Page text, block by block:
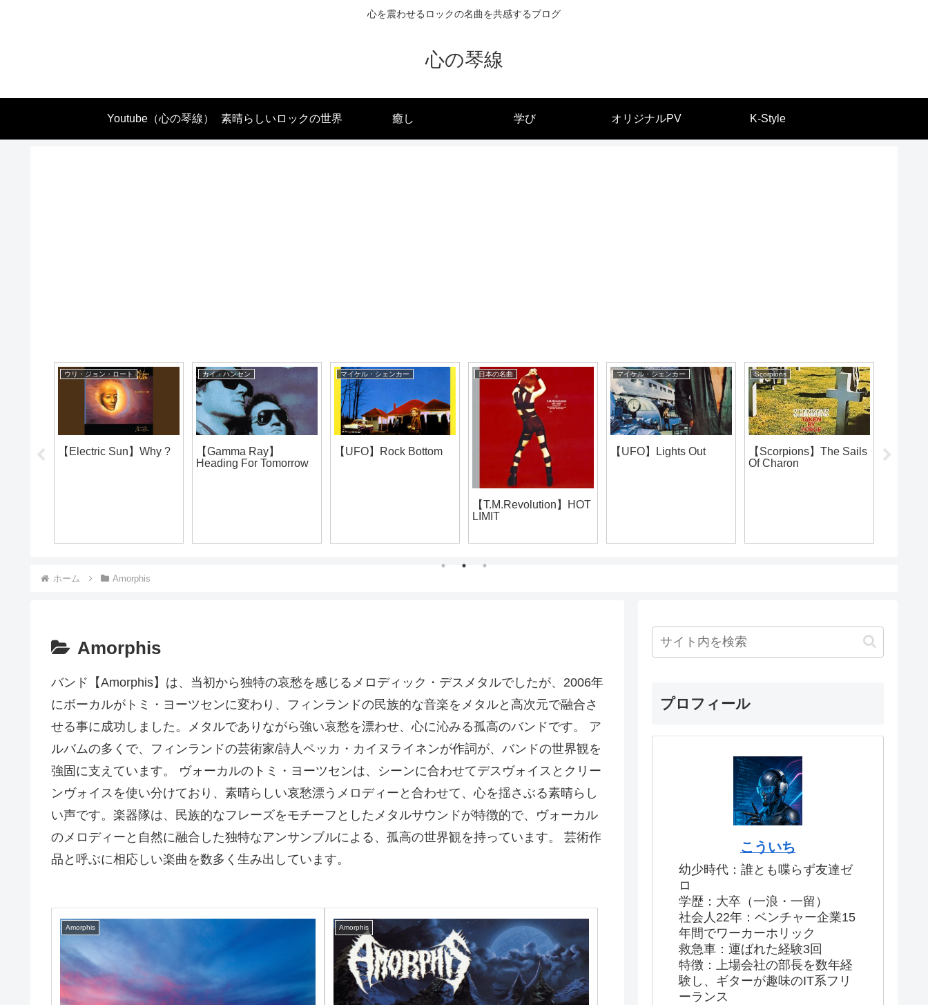
心を震わせるロックの名曲を共感するブログ
心の琴線
Youtube（心の琴線） 素晴らしいロックの世界 癒し 学び オリジナルPV K-Style
ウリ・ジョン・ロート
【Electric Sun】Why ?
カイ・ハンセン
【Gamma Ray】
Heading For Tomorrow
マイケル・シェンカー
【UFO】Rock Bottom
日本の名曲
【T.M.Revolution】HOT
LIMIT
マイケル・シェンカー
【UFO】Lights Out
Scorpions
【Scorpions】The Sails
Of Charon
【
ホーム Amorphis
Amorphis
バンド【Amorphis】は、当初から独特の哀愁を感じるメロディック・デスメタルでしたが、2006年
にボーカルがトミ・ヨーツセンに変わり、フィンランドの民族的な音楽をメタルと高次元で融合さ
せる事に成功しました。メタルでありながら強い哀愁を漂わせ、心に沁みる孤高のバンドです。 ア
ルバムの多くで、フィンランドの芸術家/詩人ペッカ・カイヌライネンが作詞が、バンドの世界観を
強固に支えています。 ヴォーカルのトミ・ヨーツセンは、シーンに合わせてデスヴォイスとクリー
ンヴォイスを使い分けており、素晴らしい哀愁漂うメロディーと合わせて、心を揺さぶる素晴らし
い声です。楽器隊は、民族的なフレーズをモチーフとしたメタルサウンドが特徴的で、ヴォーカル
のメロディーと自然に融合した独特なアンサンブルによる、孤高の世界観を持っています。 芸術作
品と呼ぶに相応しい楽曲を数多く生み出しています。
Amorphis Amorphis
プロフィール
こういち
幼少時代：誰とも喋らず友達ゼ
ロ
学歴：大卒（一浪・一留）
社会人22年：ベンチャー企業15
年間でワーカーホリック
救急車：運ばれた経験3回
特徴：上場会社の部長を数年経
験し、ギターが趣味のIT系フリ
ーランス